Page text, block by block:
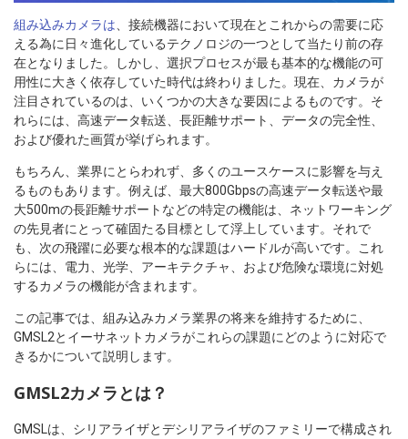
組み込みカメラは 、接続機器において現在とこれからの需要に応
える為に日々進化しているテクノロジの一つとして当たり前の存
在となりました。しかし、選択プロセスが最も基本的な機能の可
用性に大きく依存していた時代は終わりました。現在、カメラが
注目されているのは、いくつかの大きな要因によるものです。そ
れらには、高速データ転送、長距離サポート、データの完全性、
および優れた画質が挙げられます。
もちろん、業界にとらわれず、多くのユースケースに影響を与え
るものもあります。例えば、最大800Gbpsの高速データ転送や最
大500mの長距離サポートなどの特定の機能は、ネットワーキング
の先見者にとって確固たる目標として浮上しています。それで
も、次の飛躍に必要な根本的な課題はハードルが高いです。これ
らには、電力、光学、アーキテクチャ、および危険な環境に対処
するカメラの機能が含まれます。
この記事では、組み込みカメラ業界の将来を維持するために、
GMSL2とイーサネットカメラがこれらの課題にどのように対応で
きるかについて説明します。
GMSL2カメラとは？
GMSLは、シリアライザとデシリアライザのファミリーで構成され